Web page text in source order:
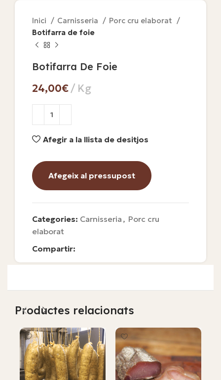
Inici Carnisseria
Porc cru elaborat
Botifarra de foie
Botifarra De Foie
€
Afegir a la llista de desitjos
Afegeix al pressupost
Categories: Carnisseria , Porc cru
elaborat
Compartir:
Productes relacionats